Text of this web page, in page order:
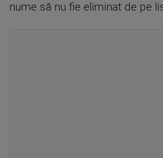
nume să nu fie eliminat de pe